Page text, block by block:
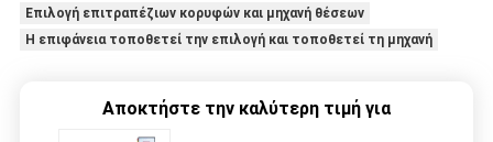
Επιλογή επιτραπέζιων κορυφών και μηχανή θέσεων
Η επιφάνεια τοποθετεί την επιλογή και τοποθετεί τη μηχανή
Αποκτήστε την καλύτερη τιμή για